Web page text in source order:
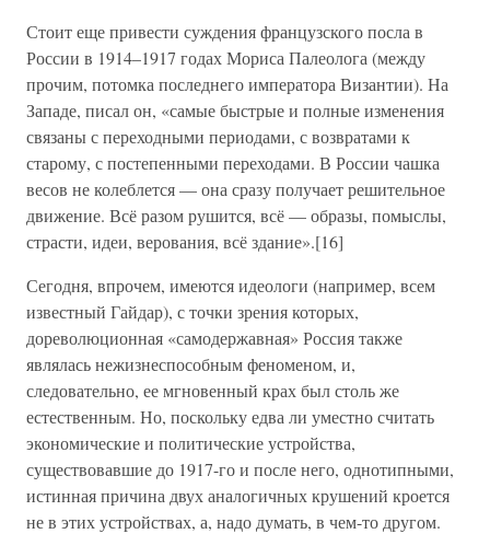
Стоит еще привести суждения французского посла в
России в 1914–1917 годах Мориса Палеолога (между
прочим, потомка последнего императора Византии). На
Западе, писал он, «самые быстрые и полные изменения
связаны с переходными периодами, с возвратами к
старому, с постепенными переходами. В России чашка
весов не колеблется — она сразу получает решительное
движение. Всё разом рушится, всё — образы, помыслы,
страсти, идеи, верования, всё здание».[16]
Сегодня, впрочем, имеются идеологи (например, всем
известный Гайдар), с точки зрения которых,
дореволюционная «самодержавная» Россия также
являлась нежизнеспособным феноменом, и,
следовательно, ее мгновенный крах был столь же
естественным. Но, поскольку едва ли уместно считать
экономические и политические устройства,
существовавшие до 1917-го и после него, однотипными,
истинная причина двух аналогичных крушений кроется
не в этих устройствах, а, надо думать, в чем-то другом.